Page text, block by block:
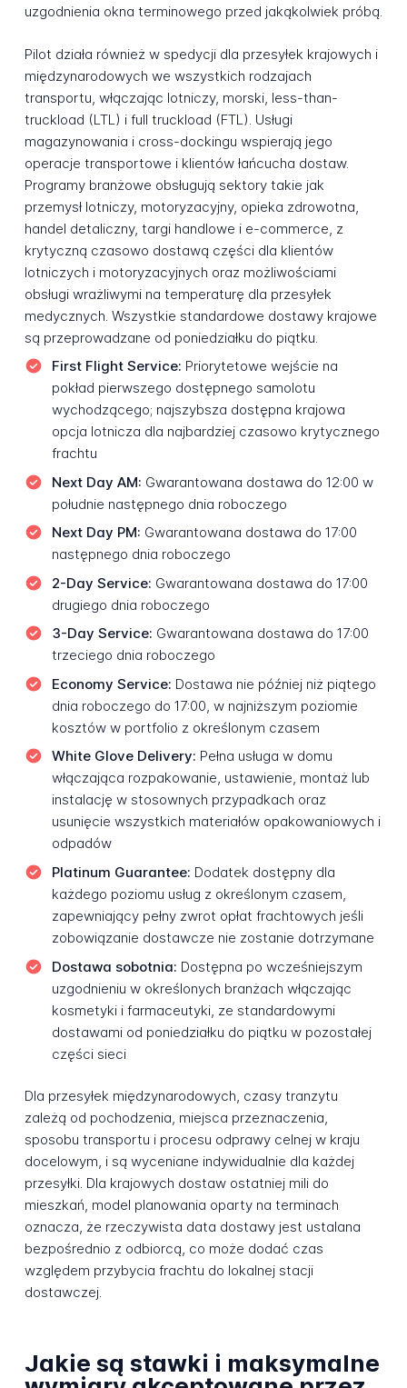
uzgodnienia okna terminowego przed jakąkolwiek próbą.
Pilot działa również w spedycji dla przesyłek krajowych i
międzynarodowych we wszystkich rodzajach
transportu, włączając lotniczy, morski, less-than-
truckload (LTL) i full truckload (FTL). Usługi
magazynowania i cross-dockingu wspierają jego
operacje transportowe i klientów łańcucha dostaw.
Programy branżowe obsługują sektory takie jak
przemysł lotniczy, motoryzacyjny, opieka zdrowotna,
handel detaliczny, targi handlowe i e-commerce, z
krytyczną czasowo dostawą części dla klientów
lotniczych i motoryzacyjnych oraz możliwościami
obsługi wrażliwymi na temperaturę dla przesyłek
medycznych. Wszystkie standardowe dostawy krajowe
są przeprowadzane od poniedziałku do piątku.
First Flight Service: Priorytetowe wejście na
pokład pierwszego dostępnego samolotu
wychodzącego; najszybsza dostępna krajowa
opcja lotnicza dla najbardziej czasowo krytycznego
frachtu
Next Day AM: Gwarantowana dostawa do 12:00 w
południe następnego dnia roboczego
Next Day PM: Gwarantowana dostawa do 17:00
następnego dnia roboczego
2-Day Service: Gwarantowana dostawa do 17:00
drugiego dnia roboczego
3-Day Service: Gwarantowana dostawa do 17:00
trzeciego dnia roboczego
Economy Service: Dostawa nie później niż piątego
dnia roboczego do 17:00, w najniższym poziomie
kosztów w portfolio z określonym czasem
White Glove Delivery: Pełna usługa w domu
włączająca rozpakowanie, ustawienie, montaż lub
instalację w stosownych przypadkach oraz
usunięcie wszystkich materiałów opakowaniowych i
odpadów
Platinum Guarantee: Dodatek dostępny dla
każdego poziomu usług z określonym czasem,
zapewniający pełny zwrot opłat frachtowych jeśli
zobowiązanie dostawcze nie zostanie dotrzymane
Dostawa sobotnia: Dostępna po wcześniejszym
uzgodnieniu w określonych branżach włączając
kosmetyki i farmaceutyki, ze standardowymi
dostawami od poniedziałku do piątku w pozostałej
części sieci
Dla przesyłek międzynarodowych, czasy tranzytu
zależą od pochodzenia, miejsca przeznaczenia,
sposobu transportu i procesu odprawy celnej w kraju
docelowym, i są wyceniane indywidualnie dla każdej
przesyłki. Dla krajowych dostaw ostatniej mili do
mieszkań, model planowania oparty na terminach
oznacza, że rzeczywista data dostawy jest ustalana
bezpośrednio z odbiorcą, co może dodać czas
względem przybycia frachtu do lokalnej stacji
dostawczej.
Jakie są stawki i maksymalne